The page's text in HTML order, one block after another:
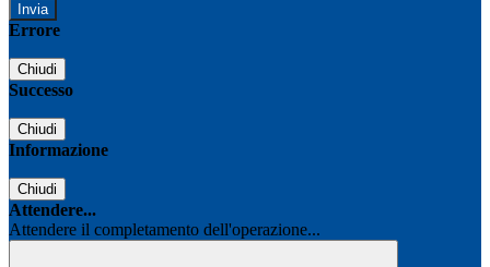
Errore
Chiudi
Successo
Chiudi
Informazione
Chiudi
Attendere...
Attendere il completamento dell'operazione...